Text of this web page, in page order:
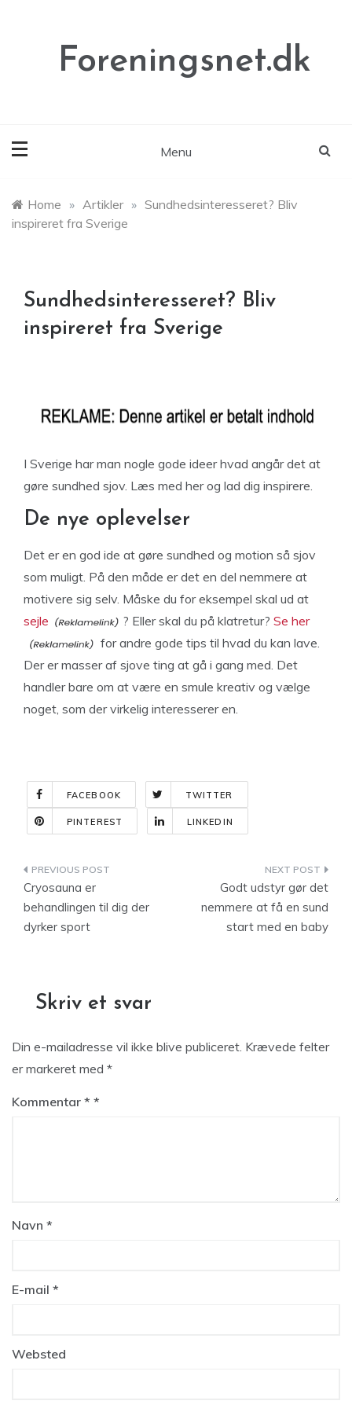
Foreningsnet.dk
Menu
Home » Artikler » Sundhedsinteresseret? Bliv
inspireret fra Sverige
Sundhedsinteresseret? Bliv
inspireret fra Sverige
I Sverige har man nogle gode ideer hvad angår det at
gøre sundhed sjov. Læs med her og lad dig inspirere.
De nye oplevelser
Det er en god ide at gøre sundhed og motion så sjov
som muligt. På den måde er det en del nemmere at
motivere sig selv. Måske du for eksempel skal ud at
sejle
? Eller skal du på klatretur? Se her
for andre gode tips til hvad du kan lave.
Der er masser af sjove ting at gå i gang med. Det
handler bare om at være en smule kreativ og vælge
noget, som der virkelig interesserer en.
FACEBOOK TWITTER
PINTEREST LINKEDIN
Indlægsnavigation
Cryosauna er
behandlingen til dig der
dyrker sport
Godt udstyr gør det
nemmere at få en sund
start med en baby
Skriv et svar
Din e-mailadresse vil ikke blive publiceret. Krævede felter
er markeret med *
Kommentar *
Navn *
E-mail *
Websted